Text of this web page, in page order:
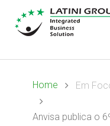
Home Em
Anvisa publica o